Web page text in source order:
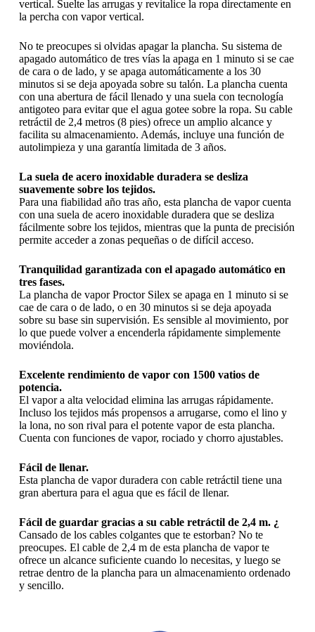
vertical. Suelte las arrugas y revitalice la ropa directamente en
la percha con vapor vertical.
No te preocupes si olvidas apagar la plancha. Su sistema de
apagado automático de tres vías la apaga en 1 minuto si se cae
de cara o de lado, y se apaga automáticamente a los 30
minutos si se deja apoyada sobre su talón. La plancha cuenta
con una abertura de fácil llenado y una suela con tecnología
antigoteo para evitar que el agua gotee sobre la ropa. Su cable
retráctil de 2,4 metros (8 pies) ofrece un amplio alcance y
facilita su almacenamiento. Además, incluye una función de
autolimpieza y una garantía limitada de 3 años.
La suela de acero inoxidable duradera se desliza
suavemente sobre los tejidos.
Para una fiabilidad año tras año, esta plancha de vapor cuenta
con una suela de acero inoxidable duradera que se desliza
fácilmente sobre los tejidos, mientras que la punta de precisión
permite acceder a zonas pequeñas o de difícil acceso.
Tranquilidad garantizada con el apagado automático en
tres fases.
La plancha de vapor Proctor Silex se apaga en 1 minuto si se
cae de cara o de lado, o en 30 minutos si se deja apoyada
sobre su base sin supervisión. Es sensible al movimiento, por
lo que puede volver a encenderla rápidamente simplemente
moviéndola.
Excelente rendimiento de vapor con 1500 vatios de
potencia.
El vapor a alta velocidad elimina las arrugas rápidamente.
Incluso los tejidos más propensos a arrugarse, como el lino y
la lona, ​​no son rival para el potente vapor de esta plancha.
Cuenta con funciones de vapor, rociado y chorro ajustables.
Fácil de llenar.
Esta plancha de vapor duradera con cable retráctil tiene una
gran abertura para el agua que es fácil de llenar.
Fácil de guardar gracias a su cable retráctil de 2,4 m. ¿
Cansado de los cables colgantes que te estorban? No te
preocupes. El cable de 2,4 m de esta plancha de vapor te
ofrece un alcance suficiente cuando lo necesitas, y luego se
retrae dentro de la plancha para un almacenamiento ordenado
y sencillo.